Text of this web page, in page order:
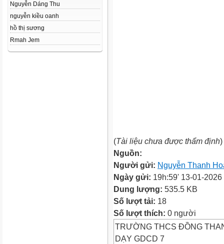
Nguyễn Dáng Thu
nguyễn kiều oanh
hồ thị sương
Rmah Jem
(Tài liệu chưa được thẩm định)
Nguồn:
Người gửi: Nguyễn Thanh
Ngày gửi: 19h:59' 13-01-2026
Dung lượng: 535.5 KB
Số lượt tải: 18
Số lượt thích: 0 người
TRƯỜNG THCS ĐỒNG
DẠY GDCD 7